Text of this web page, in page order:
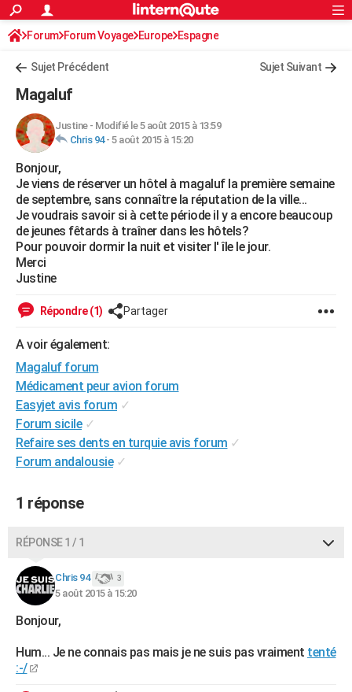
ACTUALITÉS
Politique
Société
Faits Divers
Education
Monde
Villes
+
FINANCE
Retraite
Impôts
Epargne
Immobilier
Risques naturels par ville
Banque
Assurance
Crédit
AUTO
Essais
Réserver un essai
Citadines
Berlines
SUV
Forum auto
+HIGH-TECH
Mobiles
Meilleur smartphone
Internet
Ordinateurs
Jeux vidéo
Guide high-tech
+BRICOLAGE
Forum
Aménagement intérieur
Extérieur
Cuisine
Salle de bains
Jardinage
Rangement
WEEK-END
Guides de France
Escapades
Patrimoine
Expositions
Musées
Week-end nature
LIFESTYLE
Art de vivre
Bien-être
Loisirs
Mode
Modes de vie
SANTE
VOYAGE
Destinations
City break
Voyage nature
Voyage de noces
Forum
Climat
PHOTO
GUIDES D'ACHAT
BONS PLANS
CARTE DE VOEUX
Carte de Noël
Carte Bonne année
Carte Saint-Valentin
Carte Pâques
Carte d'anniversaire
DICTIONNAIRE
S'inscrire
Se connecter
Lycées
Collèges
Primaires
Universités
Entreprises
Service militaire
Avis de recherche
AVIS DE DÉCÈS
FORUM
Bricolage
Lifestyle
Culture
Sport
Auto
Television
Voyage
Cinema
S'inscrire
Connexion
Forum Forum Voyage Europe Espagne
Sujet Précédent Sujet Suivant
Magaluf
Justine- Modifié le 5 août 2015 à 13:59
Chris 94- 5 août 2015 à 15:20
Bonjour,
Je viens de réserver un hôtel à magaluf la première semaine
de septembre, sans connaître la réputation de la ville...
Je voudrais savoir si à cette période il y a encore beaucoup
de jeunes fêtards à traîner dans les hôtels?
Pour pouvoir dormir la nuit et visiter l' île le jour.
Merci
Justine
Répondre (1) Partager
A voir également:
Magaluf forum
Médicament peur avion forum
Easyjet avis forum ✓
Forum sicile ✓
Refaire ses dents en turquie avis forum ✓
Forum andalousie ✓
1 réponse
RÉPONSE 1 / 1
Chris 94 3
5 août 2015 à 15:20
Bonjour,
Hum... Je ne connais pas mais je ne suis pas vraiment tenté
:-/